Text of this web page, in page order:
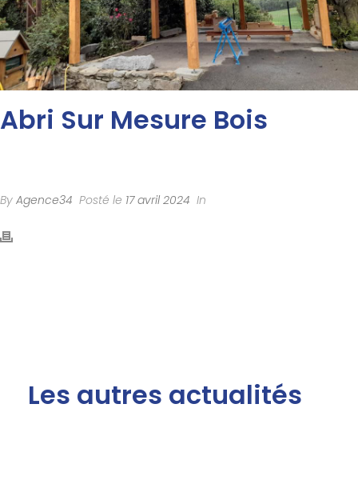
Abri Sur Mesure Bois
By Agence34 Posté le 17 avril 2024 In
Les autres actualités